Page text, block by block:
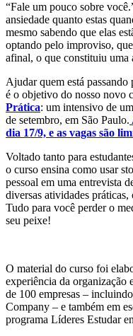
“Fale um pouco sobre
ansiedade quanto estas
mesmo sabendo que elas
optando pelo improviso,
afinal, o que constituiu uma
Ajudar quem está passando
é o objetivo do nosso novo
Prática: um intensivo de
de setembro, em São Paulo.
dia 17/9, e as vagas são
Voltado tanto para
o curso ensina como usar
pessoal em uma entrevista
diversas atividades
Tudo para você perder o
seu peixe!
O material do curso foi
experiência da organização
de 100 empresas –
Company – e também em
programa Líderes Estudar